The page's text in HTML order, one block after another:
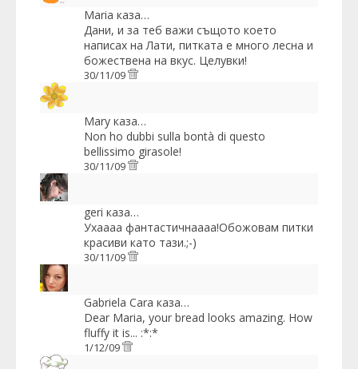
Maria каза…
Дани, и за теб важи същото което
написах на Лати, питката е много лесна и
божествена на вкус. Целувки!
30/11/09
Mary каза…
Non ho dubbi sulla bontà di questo
bellissimo girasole!
30/11/09
geri каза…
Ухаааа фантастичнаааа!Обожовам питки
красиви като тази.;-)
30/11/09
Gabriela Cara каза…
Dear Maria, your bread looks amazing. How
fluffy it is... :*:*
1/12/09